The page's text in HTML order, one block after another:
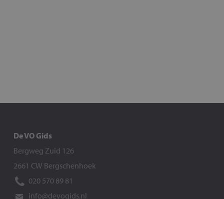
De VO Gids
Bergweg Zuid 126
2661 CW Bergschenhoek
020 570 89 81
info@devogids.nl